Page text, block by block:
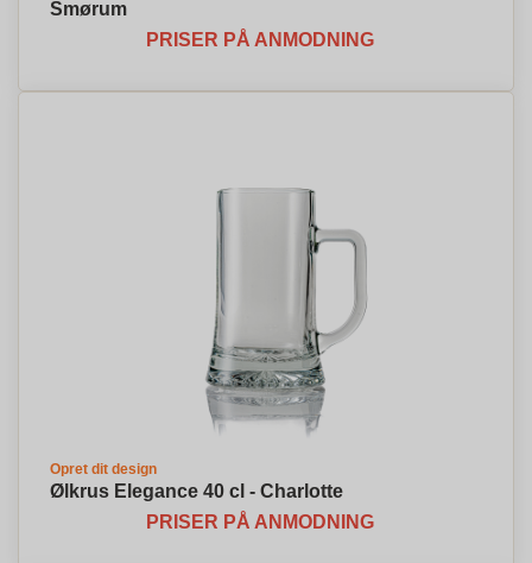
Smørum
PRISER PÅ ANMODNING
Opret dit design
Ølkrus Elegance 40 cl - Charlotte
PRISER PÅ ANMODNING